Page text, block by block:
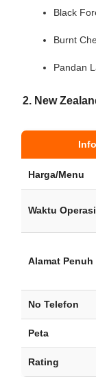
Black
Burnt
Pandan
2. New
Info
Harga/Menu
Waktu Operasi
Alamat Penuh
No Telefon
Peta
Rating